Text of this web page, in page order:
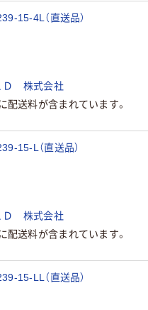
15-4L（直送品）
Ｄ 株式会社
配送料が含まれています。
15-L（直送品）
Ｄ 株式会社
配送料が含まれています。
15-LL（直送品）